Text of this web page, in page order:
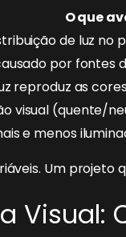
O que
de luz no
por fontes
reproduz as
visual (quente/
e menos
Um projeto
Visual: